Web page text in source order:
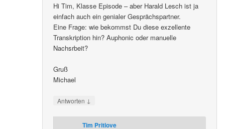
Hi Tim, Klasse Episode – aber Harald Lesch ist ja
einfach auch ein genialer Gesprächspartner.
Eine Frage: wie bekommst Du diese exzellente
Transkription hin? Auphonic oder manuelle
Nachsrbeit?
Gruß
Michael
Antworten ↓
Tim Pritlove